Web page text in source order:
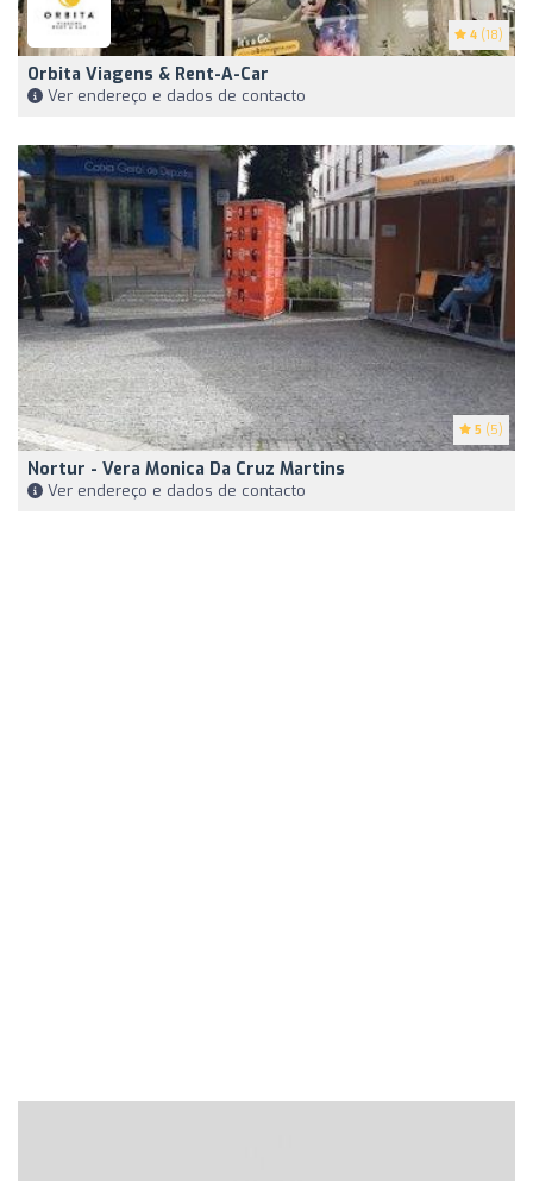
4 (18)
Orbita Viagens & Rent-A-Car
Ver endereço e dados de contacto
5 (5)
Nortur - Vera Monica Da Cruz Martins
Ver endereço e dados de contacto